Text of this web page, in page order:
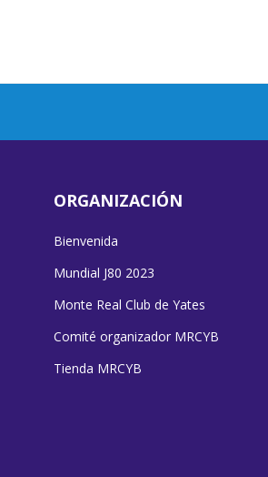
ORGANIZACIÓN
Bienvenida
Mundial J80 2023
Monte Real Club de Yates
Comité organizador MRCYB
Tienda MRCYB